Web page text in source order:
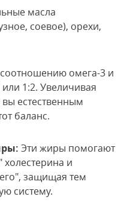
масла
соевое), орехи,
омега-3 и
1:2. Увеличивая
естественным
баланс.
Эти жиры помогают
холестерина и
защищая тем
систему.